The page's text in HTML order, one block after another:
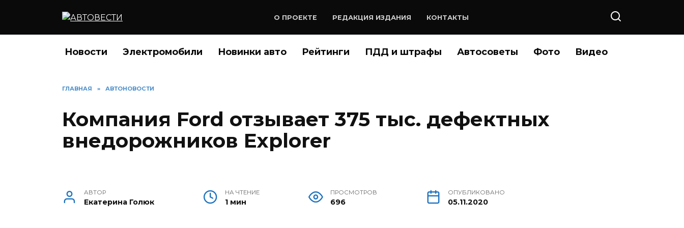
О ПРОЕКТЕ РЕДАКЦИЯ ИЗДАНИЯ КОНТАКТЫ
Новости Электромобили Новинки авто Рейтинги ПДД и штрафы Автосоветы Фото Видео
ГЛАВНАЯ » АВТОНОВОСТИ
Компания Ford отзывает 375 тыс. дефектных
внедорожников Explorer
АВТОР
Екатерина Голюк
НА ЧТЕНИЕ
1 мин
ПРОСМОТРОВ
696
ОПУБЛИКОВАНО
05.11.2020